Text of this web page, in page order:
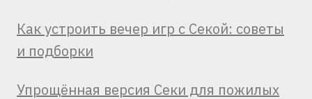
Как устроить вечер игр с Секой: советы
и подборки
Упрощённая версия Секи для пожилых